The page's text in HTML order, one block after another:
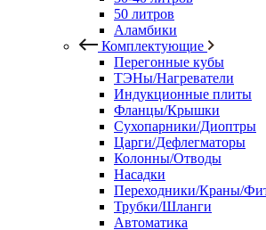
50 литров
Аламбики
Комплектующие
Перегонные кубы
ТЭНы/Нагреватели
Индукционные плиты
Фланцы/Крышки
Сухопарники/Диоптры
Царги/Дефлегматоры
Колонны/Отводы
Насадки
Переходники/Краны/
Трубки/Шланги
Автоматика